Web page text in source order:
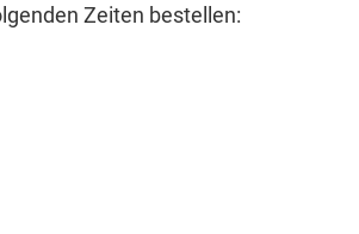
Zeiten bestellen: